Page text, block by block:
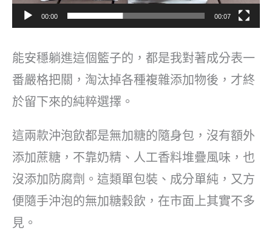
00:00 00:07
能安穩躺進這個籃子的，都是我對著成分表一
番嚴格把關，淘汰掉各種複雜添加物後，才終
於留下來的純粹選擇。
這兩款沖泡飲都是無加糖的隨身包，沒有額外
添加蔗糖，不靠奶精、人工香料堆疊風味，也
沒添加防腐劑。這類單包裝、成分單純，又方
便隨手沖泡的無加糖穀飲，在市面上其實不多
見。